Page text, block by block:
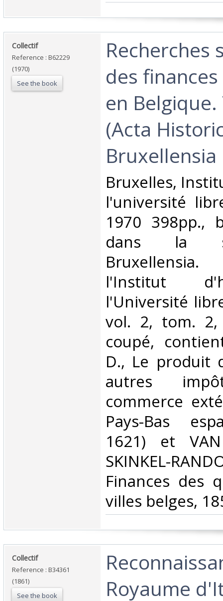
‎Collectif‎
Reference : B62229
(1970)
See the book
‎Recherches
des
en
(Acta
Bruxellensia
‎Bruxelles,
l'université
1970 398pp.,
dans la
l'Institut
l'Université
vol. 2, tom.
coupé,
D., Le produit
autres
commerce
Pays-Bas
1621) et
SKINKEL-
Finances des
villes belges,
‎Collectif‎
Reference : B34361
(1861)
See the book
Royaume